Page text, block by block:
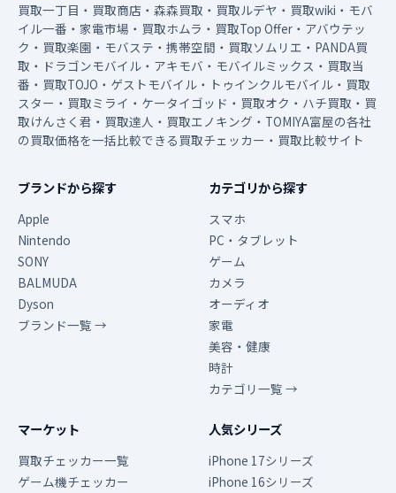
買取一丁目・買取商店・森森買取・買取ルデヤ・買取wiki・モバ
イル一番・家電市場・買取ホムラ・買取Top Offer・アバウテッ
ク・買取楽園・モバステ・携帯空間・買取ソムリエ・PANDA買
取・ドラゴンモバイル・アキモバ・モバイルミックス・買取当
番・買取TOJO・ゲストモバイル・トゥインクルモバイル・買取
スター・買取ミライ・ケータイゴッド・買取オク・ハチ買取・買
取けんさく君・買取達人・買取エノキング・TOMIYA富屋の各社
の買取価格を一括比較できる買取チェッカー・買取比較サイト
ブランドから探す
Apple
Nintendo
SONY
BALMUDA
Dyson
ブランド一覧 →
カテゴリから探す
スマホ
PC・タブレット
ゲーム
カメラ
オーディオ
家電
美容・健康
時計
カテゴリ一覧 →
マーケット
買取チェッカー一覧
ゲーム機チェッカー
人気シリーズ
iPhone 17シリーズ
iPhone 16シリーズ